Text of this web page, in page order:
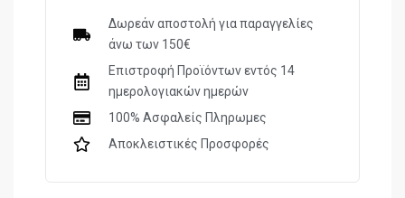
Δωρεάν αποστολή για παραγγελίες
άνω των 150€
Επιστροφή Προϊόντων εντός 14
ημερολογιακών ημερών
100% Ασφαλείς Πληρωμες
Αποκλειστικές Προσφορές